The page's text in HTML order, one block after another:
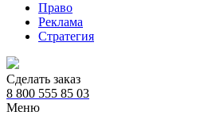
Право
Реклама
Стратегия
Сделать заказ
8 800 555 85 03
Меню